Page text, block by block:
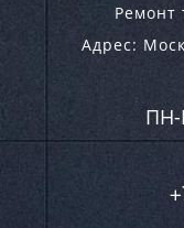
Ремонт
Адрес:
ПН-